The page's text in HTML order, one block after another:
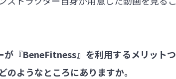
『BeneFitness』を利用するメリット
ようなところにありますか。